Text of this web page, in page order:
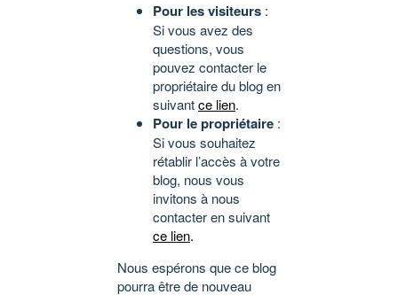
Pour les visiteurs :
Si vous avez des
questions, vous
pouvez contacter le
propriétaire du blog en
suivantce lien.
Pour le propriétaire :
Si vous souhaitez
rétablir l’accès à votre
blog, nous vous
invitons à nous
contacter en suivant
ce lien.
Nous espérons que ce blog
pourra être de nouveau